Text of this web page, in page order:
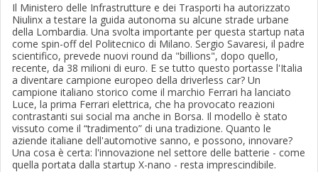
Il Ministero delle Infrastrutture e dei Trasporti ha autorizzato
Niulinx a testare la guida autonoma su alcune strade urbane
della Lombardia. Una svolta importante per questa startup nata
come spin-off del Politecnico di Milano. Sergio Savaresi, il padre
scientifico, prevede nuovi round da "billions", dopo quello,
recente, da 38 milioni di euro. E se tutto questo portasse l'Italia
a diventare campione europeo della driverless car? Un
campione italiano storico come il marchio Ferrari ha lanciato
Luce, la prima Ferrari elettrica, che ha provocato reazioni
contrastanti sui social ma anche in Borsa. Il modello è stato
vissuto come il “tradimento” di una tradizione. Quanto le
aziende italiane dell'automotive sanno, e possono, innovare?
Una cosa è certa: l'innovazione nel settore delle batterie - come
quella portata dalla startup X-nano - resta imprescindibile.